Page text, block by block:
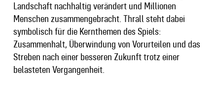
Landschaft nachhaltig verändert und Millionen
Menschen zusammengebracht. Thrall steht dabei
symbolisch für die Kernthemen des Spiels:
Zusammenhalt, Überwindung von Vorurteilen und das
Streben nach einer besseren Zukunft trotz einer
belasteten Vergangenheit.